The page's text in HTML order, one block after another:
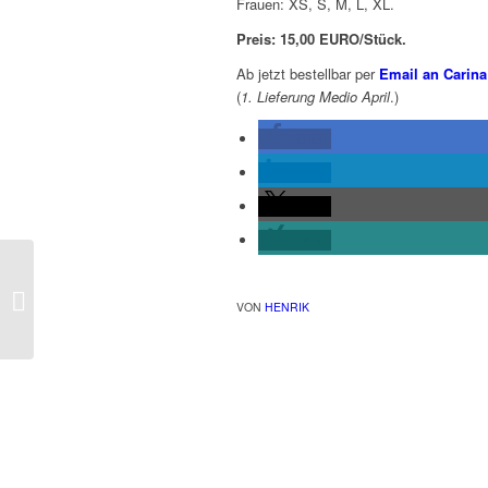
Preis: 15,00 EURO/Stück.
Ab jetzt bestellbar per Email an
(1. Lieferung Medio April.)
VON HENRIK